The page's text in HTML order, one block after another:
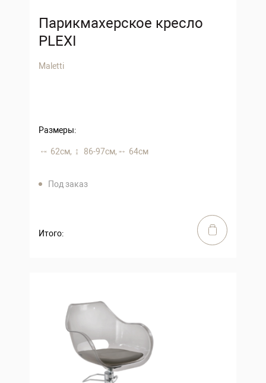
Парикмахерское кресло
PLEXI
Maletti
Размеры:
62 см, 86-97 см, 64 см
Под заказ
Итого: